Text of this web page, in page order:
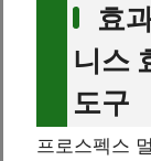
효
니스
도구
프로스펙스